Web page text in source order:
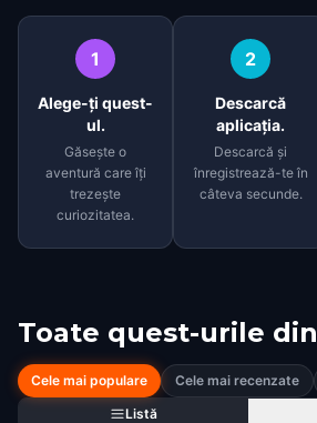
1
Alege-ți quest-
ul.
Găsește o
aventură care îți
trezește
curiozitatea.
2
Descarcă
aplicația.
Descarcă și
înregistrează-te în
câteva secunde.
Toate quest-urile din
Cele mai populare Cele mai recenzate
Listă